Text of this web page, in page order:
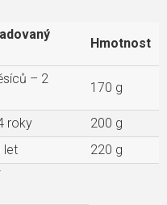
Hmotnost
– 2
170 g
roky
200 g
let 220 g